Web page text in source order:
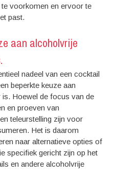
voorkomen en ervoor te
past.
aan alcoholvrije
nadeel van een cocktail
beperkte keuze aan
Hoewel de focus van de
en proeven van
teleurstelling zijn voor
Het is daarom
naar alternatieve opties of
specifiek gericht zijn op het
en andere alcoholvrije